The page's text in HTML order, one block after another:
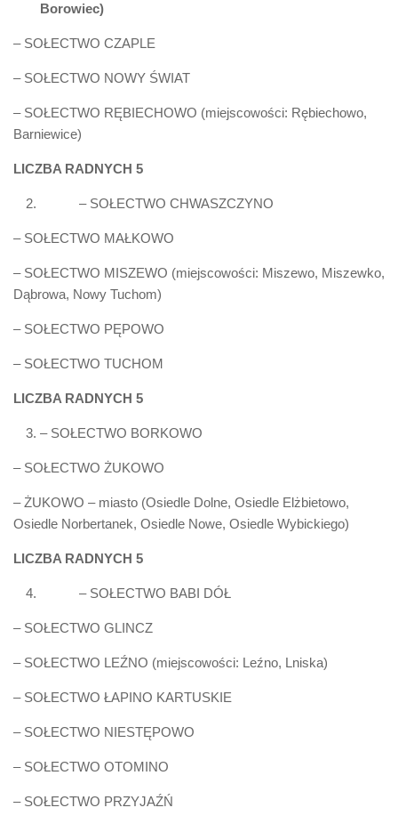
Borowiec)
– SOŁECTWO CZAPLE
– SOŁECTWO NOWY ŚWIAT
– SOŁECTWO RĘBIECHOWO (miejscowości: Rębiechowo,
Barniewice)
LICZBA RADNYCH 5
– SOŁECTWO CHWASZCZYNO
– SOŁECTWO MAŁKOWO
– SOŁECTWO MISZEWO (miejscowości: Miszewo, Miszewko,
Dąbrowa, Nowy Tuchom)
– SOŁECTWO PĘPOWO
– SOŁECTWO TUCHOM
LICZBA RADNYCH 5
– SOŁECTWO BORKOWO
– SOŁECTWO ŻUKOWO
– ŻUKOWO – miasto (Osiedle Dolne, Osiedle Elżbietowo,
Osiedle Norbertanek, Osiedle Nowe, Osiedle Wybickiego)
LICZBA RADNYCH 5
– SOŁECTWO BABI DÓŁ
– SOŁECTWO GLINCZ
– SOŁECTWO LEŹNO (miejscowości: Leźno, Lniska)
– SOŁECTWO ŁAPINO KARTUSKIE
– SOŁECTWO NIESTĘPOWO
– SOŁECTWO OTOMINO
– SOŁECTWO PRZYJAŹŃ